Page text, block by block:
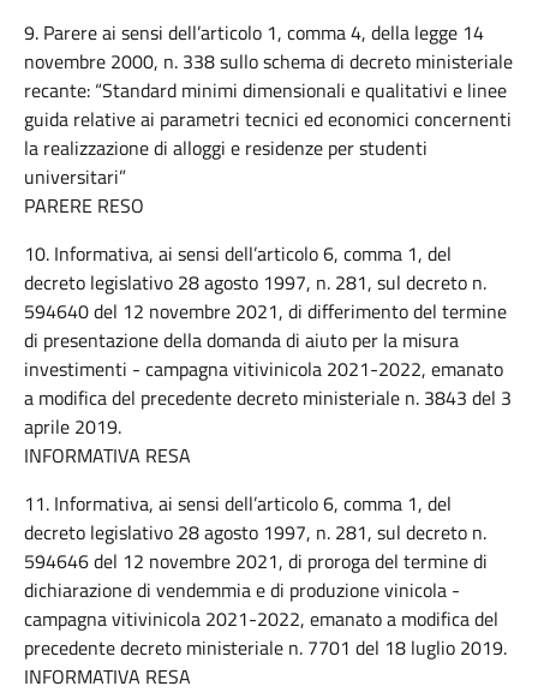
9. Parere ai sensi dell’articolo 1, comma 4, della legge 14
novembre 2000, n. 338 sullo schema di decreto ministeriale
recante: “Standard minimi dimensionali e qualitativi e linee
guida relative ai parametri tecnici ed economici concernenti
la realizzazione di alloggi e residenze per studenti
universitari”
PARERE RESO
10. Informativa, ai sensi dell’articolo 6, comma 1, del
decreto legislativo 28 agosto 1997, n. 281, sul decreto n.
594640 del 12 novembre 2021, di differimento del termine
di presentazione della domanda di aiuto per la misura
investimenti - campagna vitivinicola 2021-2022, emanato
a modifica del precedente decreto ministeriale n. 3843 del 3
aprile 2019.
INFORMATIVA RESA
11. Informativa, ai sensi dell’articolo 6, comma 1, del
decreto legislativo 28 agosto 1997, n. 281, sul decreto n.
594646 del 12 novembre 2021, di proroga del termine di
dichiarazione di vendemmia e di produzione vinicola -
campagna vitivinicola 2021-2022, emanato a modifica del
precedente decreto ministeriale n. 7701 del 18 luglio 2019.
INFORMATIVA RESA